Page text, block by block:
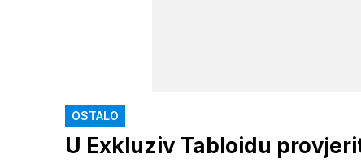
OSTALO
U Exkluziv Tabloidu